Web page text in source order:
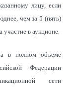
лицу, если
чем за 5 (пять)
в аукционе.
в полном объеме
Федерации
сети